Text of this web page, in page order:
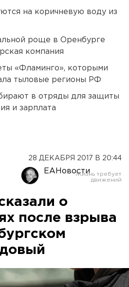
на коричневую воду из
роще в Оренбурге
компания
«Фламинго», которыми
тыловые регионы РФ
в отряды для защиты
и зарплата
28 ДЕКАБРЯ 2017 В 20:44
ЕАНовости
о
после взрыва